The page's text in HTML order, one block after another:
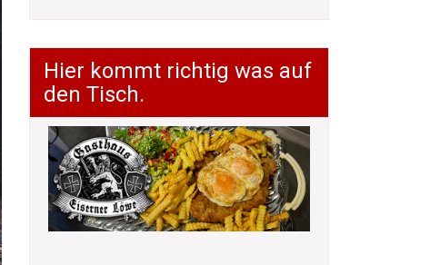
Hier kommt richtig was auf
den Tisch.